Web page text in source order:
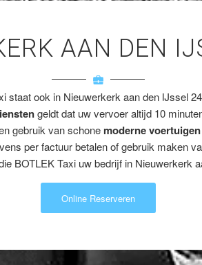
AAN DEN
staat ook in Nieuwerkerk aan den IJssel
geldt dat uw vervoer altijd 10
gebruik van schone moderne
per factuur betalen of gebruik maken
BOTLEK Taxi uw bedrijf in Nieuwerkerk
Online Reserveren